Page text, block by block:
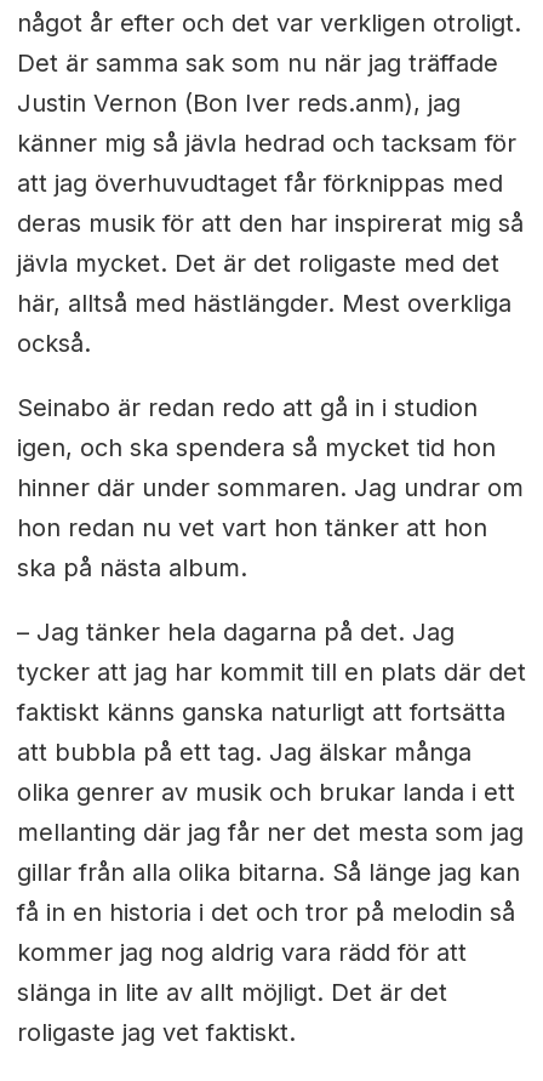
något år efter och det var verkligen otroligt.
Det är samma sak som nu när jag träffade
Justin Vernon (Bon Iver reds.anm), jag
känner mig så jävla hedrad och tacksam för
att jag överhuvudtaget får förknippas med
deras musik för att den har inspirerat mig så
jävla mycket. Det är det roligaste med det
här, alltså med hästlängder. Mest overkliga
också.
Seinabo är redan redo att gå in i studion
igen, och ska spendera så mycket tid hon
hinner där under sommaren. Jag undrar om
hon redan nu vet vart hon tänker att hon
ska på nästa album.
– Jag tänker hela dagarna på det. Jag
tycker att jag har kommit till en plats där det
faktiskt känns ganska naturligt att fortsätta
att bubbla på ett tag. Jag älskar många
olika genrer av musik och brukar landa i ett
mellanting där jag får ner det mesta som jag
gillar från alla olika bitarna. Så länge jag kan
få in en historia i det och tror på melodin så
kommer jag nog aldrig vara rädd för att
slänga in lite av allt möjligt. Det är det
roligaste jag vet faktiskt.